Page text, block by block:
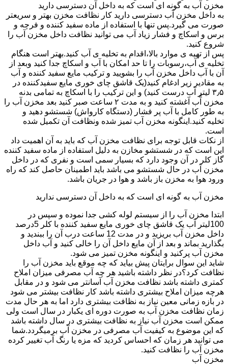
مخزن آب به گونه ای است که به داخل آن دسترسی دارید
به داخل مخزن آب دسترسی دارید کار نظافت مخزن بهتر و سریعتر
صورت می گیرد.پس تنها با استفاده از ماده سفید کننده و فرچه و
برس و اسکاچ و فشار زیاد آب می توانید نظافت داخل مخزن آب را
شروع کنید.
پس از تهیه ی موارد بالا،اقدام به تخلیه ی آب کنید.بهتر است هنگام
تخلیه ی آب،رسوبات را تا حد امکان با آب و اسکاچ جدا کنید وبعد از
آن با آب داخل مخزن آب را بشویید و ترکیب مایع سفید کننده و آب
به مقادیر زیر ادغام کنید(یک قاشق چای خوری مایع سفیدکننده در
۳٫۵ لیتر آب درست کنید) و این ترکیب را با اسکاچ به تمامی بدنه
مخزن آّب آغشته کنید و به مدت ۲ ساعت صبر کنید بعد مخزن آب را
به طور کامل با آب پر فشار (دستگاه کارواش) شستشو دهید و
تخلیه کنید.اینگونه مخزن آب تمیز شده ونظافت آن تکمیل شده
است.
از نکات قابل توجه برای نظافت مخزن آب که باید به آن اهمیت داد
این است که در شستشو مخازن به دلیل استفاده از ماده سفید کننده
گاز کلر در آن وجود دارد که بسیار سمی است و نفری که در داخل
مخزن آب در حال شستشو می باشد باید اطمینان حاصل کند که راه
ورود هوا به مخزن باز باشد و هوا در جریان باشد.
مخزن آب به گونه ای است که به داخل آن دسترسی ندارید
ابتدا مخزن آب را از سیستم لوله کشی جدا نموده و سپس در
100لیتر آب یک قاشق چای خوری مایع سفید کننده با کلر 5درصد
داخل مخزن آب بریزید و در مدت 12 ساعت درب آن را ببندید و
بگذارید بماند و بعد از آن مایع داخل آن را خالی کنید و آب داخل
مخزن آب پرکنید و اینگونه مخزن تمیز می شود.
شاید این سوال برایتان پیش بیاید که چه موقع باید مخزن آب را
نظافت کرد؟در نظر داشته باشید هر چه آب مصرفی میزان املاح
کمتری داشته باشد نظافت مخزن آب آسانتر می شود و در مقابل
هرچه میزان املاح بیشتری داشته باشد کار نظافت بیشتر می شود
در بازه زمانی معین نیاز به نظافت بیشتری دارد اما به هر حال مدت
زمان نظافت مخزن آب به صورت دوره ای یکبار در سال است ولی
ممکن است مخزن آب نیاز به نظافت بیشتری در سال داشته باشد
که این موضوع به کیفیت آب مصرفی در مخزن آب برمیگردد.شما
می توانید هر زمان که احساس کردید که مزه یا رنگ آب تغییر کرده
مخزن آب را نظافت کنید.
مخزن آب